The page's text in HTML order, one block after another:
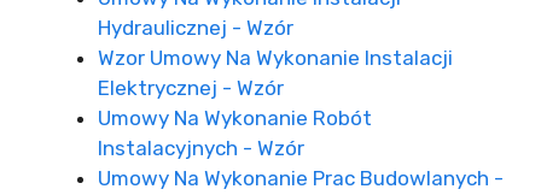
Hydraulicznej - Wzór
Wzor Umowy Na Wykonanie Instalacji
Elektrycznej - Wzór
Umowy Na Wykonanie Robót
Instalacyjnych - Wzór
Umowy Na Wykonanie Prac Budowlanych -